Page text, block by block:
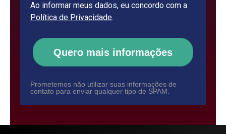
Ao informar meus dados, eu concordo com a
Política de Privacidade.
Quero mais informações
Prometemos não utilizar suas informações de
contato para enviar qualquer tipo de SPAM.